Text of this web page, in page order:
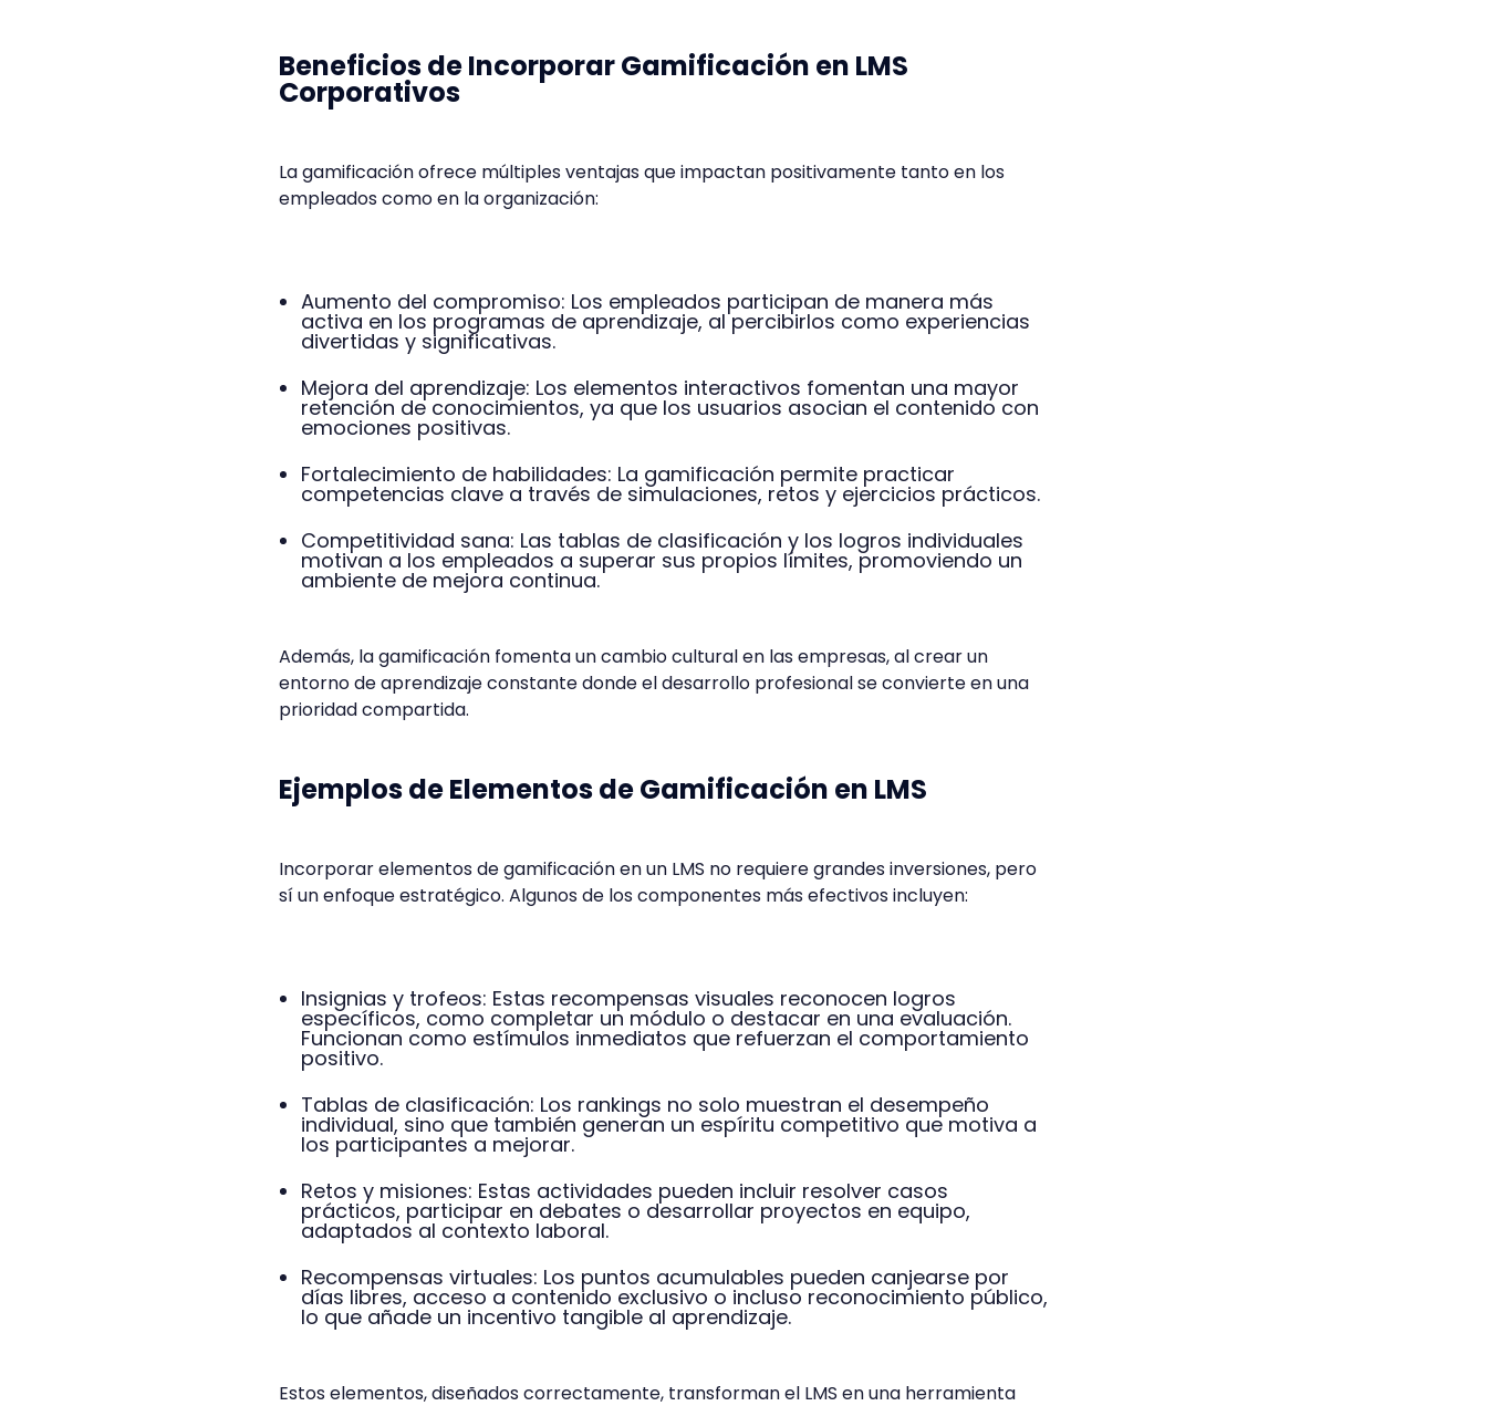
Beneficios de Incorporar Gamificación en LMS
Corporativos
La gamificación ofrece múltiples ventajas que impactan positivamente tanto en los
empleados como en la organización:
Aumento del compromiso: Los empleados participan de manera más
activa en los programas de aprendizaje, al percibirlos como experiencias
divertidas y significativas.
Mejora del aprendizaje: Los elementos interactivos fomentan una mayor
retención de conocimientos, ya que los usuarios asocian el contenido con
emociones positivas.
Fortalecimiento de habilidades: La gamificación permite practicar
competencias clave a través de simulaciones, retos y ejercicios prácticos.
Competitividad sana: Las tablas de clasificación y los logros individuales
motivan a los empleados a superar sus propios límites, promoviendo un
ambiente de mejora continua.
Además, la gamificación fomenta un cambio cultural en las empresas, al crear un
entorno de aprendizaje constante donde el desarrollo profesional se convierte en una
prioridad compartida.
Ejemplos de Elementos de Gamificación en LMS
Incorporar elementos de gamificación en un LMS no requiere grandes inversiones, pero
sí un enfoque estratégico. Algunos de los componentes más efectivos incluyen:
Insignias y trofeos: Estas recompensas visuales reconocen logros
específicos, como completar un módulo o destacar en una evaluación.
Funcionan como estímulos inmediatos que refuerzan el comportamiento
positivo.
Tablas de clasificación: Los rankings no solo muestran el desempeño
individual, sino que también generan un espíritu competitivo que motiva a
los participantes a mejorar.
Retos y misiones: Estas actividades pueden incluir resolver casos
prácticos, participar en debates o desarrollar proyectos en equipo,
adaptados al contexto laboral.
Recompensas virtuales: Los puntos acumulables pueden canjearse por
días libres, acceso a contenido exclusivo o incluso reconocimiento público,
lo que añade un incentivo tangible al aprendizaje.
Estos elementos, diseñados correctamente, transforman el LMS en una herramienta